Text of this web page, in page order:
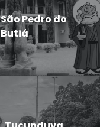
São Pedro do
Butiá